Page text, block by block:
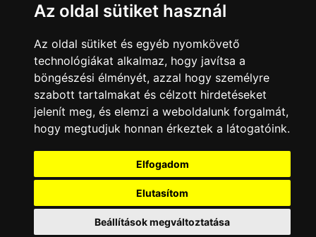
Az oldal sütiket használ
Az oldal sütiket és egyéb nyomkövető
technológiákat alkalmaz, hogy javítsa a
böngészési élményét, azzal hogy személyre
szabott tartalmakat és célzott hirdetéseket
jelenít meg, és elemzi a weboldalunk forgalmát,
hogy megtudjuk honnan érkeztek a látogatóink.
Elfogadom
Elutasítom
Beállítások megváltoztatása